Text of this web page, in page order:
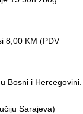
8,00 KM (PDV
Bosni i Hercegovini.
Sarajeva)